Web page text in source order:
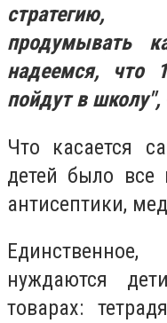
стратегию,
продумывать
надеемся, что
пойдут в школу",
Что касается
детей было
антисептики,
нуждаются
товарах: